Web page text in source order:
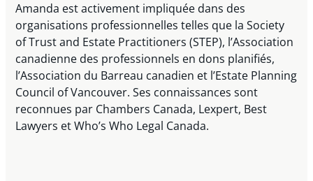
Amanda est activement impliquée dans des
organisations professionnelles telles que la Society
of Trust and Estate Practitioners (STEP), l’Association
canadienne des professionnels en dons planifiés,
l’Association du Barreau canadien et l’Estate Planning
Council of Vancouver. Ses connaissances sont
reconnues par Chambers Canada, Lexpert, Best
Lawyers et Who’s Who Legal Canada.